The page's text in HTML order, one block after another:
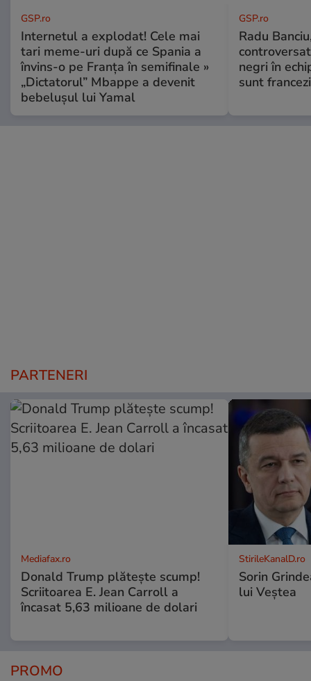
GSP.ro
Internetul a explodat! Cele mai
tari meme-uri după ce Spania a
învins-o pe Franța în semifinale »
„Dictatorul” Mbappe a devenit
bebelușul lui Yamal
GSP.ro
Radu
negri în
sunt
PARTENERI
Mediafax.ro
Donald Trump plătește scump!
Scriitoarea E. Jean Carroll a
încasat 5,63 milioane de dolari
StirileKanalD.ro
Sorin
lui Veștea
PROMO